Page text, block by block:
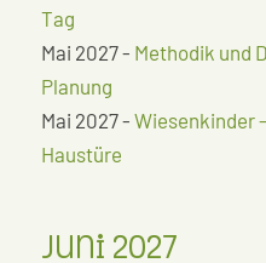
Tag
Mai 2027 - Methodik und
Planung
Mai 2027 - Wiesenkinder
Haustüre
Juni 2027